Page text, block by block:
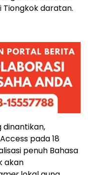
daratan.
dinantikan,
pada 18
penuh Bahasa
akan